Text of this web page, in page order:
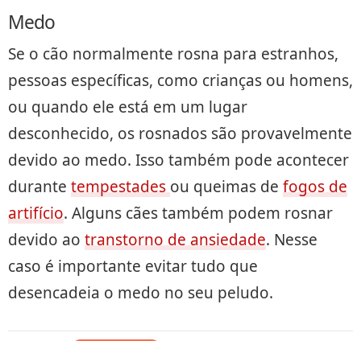
Medo
Se o cão normalmente rosna para estranhos,
pessoas específicas, como crianças ou homens,
ou quando ele está em um lugar
desconhecido, os rosnados são provavelmente
devido ao medo. Isso também pode acontecer
durante tempestades ou queimas de fogos de
artifício. Alguns cães também podem rosnar
devido ao transtorno de ansiedade. Nesse
caso é importante evitar tudo que
desencadeia o medo no seu peludo.